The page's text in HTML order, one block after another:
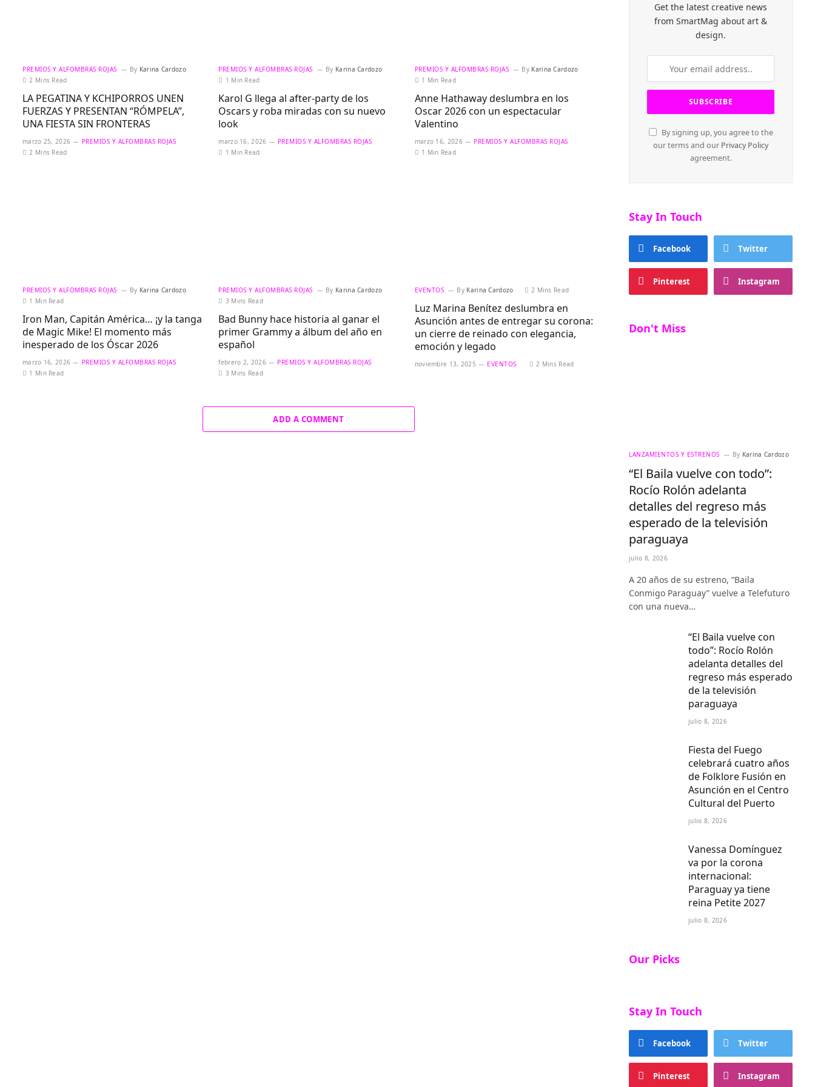
PREMIOS Y ALFOMBRAS ROJAS By Karina Cardozo
2 Mins Read
LA PEGATINA Y KCHIPORROS UNEN
FUERZAS Y PRESENTAN “RÓMPELA”,
UNA FIESTA SIN FRONTERAS
marzo 25, 2026
PREMIOS Y ALFOMBRAS ROJAS
2 Mins Read
PREMIOS Y ALFOMBRAS ROJAS By Karina Cardozo
1 Min Read
Karol G llega al after-party de los
Oscars y roba miradas con su nuevo
look
marzo 16, 2026
PREMIOS Y ALFOMBRAS ROJAS
1 Min Read
PREMIOS Y ALFOMBRAS ROJAS By Karina Cardozo
1 Min Read
Anne Hathaway deslumbra en los
Oscar 2026 con un espectacular
Valentino
marzo 16, 2026
PREMIOS Y ALFOMBRAS ROJAS
1 Min Read
PREMIOS Y ALFOMBRAS ROJAS By Karina Cardozo
1 Min Read
Iron Man, Capitán América… ¡y la tanga
de Magic Mike! El momento más
inesperado de los Óscar 2026
marzo 16, 2026
PREMIOS Y ALFOMBRAS ROJAS
1 Min Read
PREMIOS Y ALFOMBRAS ROJAS By Karina Cardozo
3 Mins Read
Bad Bunny hace historia al ganar el
primer Grammy a álbum del año en
español
febrero 2, 2026
PREMIOS Y ALFOMBRAS ROJAS
3 Mins Read
EVENTOS By Karina Cardozo 2 Mins Read
Luz Marina Benítez deslumbra en
Asunción antes de entregar su corona:
un cierre de reinado con elegancia,
emoción y legado
noviembre 13, 2025 EVENTOS 2 Mins Read
ADD A COMMENT
Get the latest creative news
from SmartMag about art &
design.
By signing up, you agree to the
our terms and our Privacy Policy
agreement.
Stay In Touch
Facebook Twitter
Pinterest Instagram
Don't Miss
LANZAMIENTOS Y ESTRENOS By Karina Cardozo
“El Baila vuelve con todo”:
Rocío Rolón adelanta
detalles del regreso más
esperado de la televisión
paraguaya
julio 8, 2026
A 20 años de su estreno, “Baila
Conmigo Paraguay” vuelve a Telefuturo
con una nueva…
“El Baila vuelve con
todo”: Rocío Rolón
adelanta detalles del
regreso más esperado
de la televisión
paraguaya
julio 8, 2026
Fiesta del Fuego
celebrará cuatro años
de Folklore Fusión en
Asunción en el Centro
Cultural del Puerto
julio 8, 2026
Vanessa Domínguez
va por la corona
internacional:
Paraguay ya tiene
reina Petite 2027
julio 8, 2026
Our Picks
Stay In Touch
Facebook Twitter
Pinterest Instagram